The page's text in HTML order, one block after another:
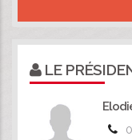
LE